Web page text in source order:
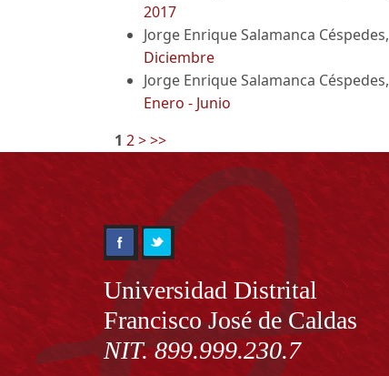
2017
Jorge Enrique Salamanca Céspedes,
Diciembre
Jorge Enrique Salamanca Céspedes,
Enero - Junio
1 2>>>
Información
Universidad Distrital
Francisco José de Caldas
NIT. 899.999.230.7